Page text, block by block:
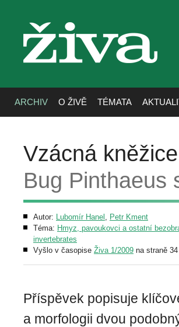
živa
ARCHIV O ŽIVĚ TÉMATA
Vzácná
Bug Pinthaeus
Autor: Lubomír Hanel , Petr Kment
Téma: Hmyz, pavoukovci a ostatní
invertebrates
Vyšlo v časopise Živa 1/2009 na straně 34
Příspěvek popisuje
a morfologii dvou